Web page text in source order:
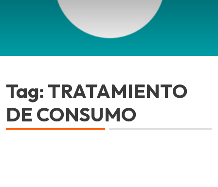
Tag: TRATAMIENTO
DE CONSUMO